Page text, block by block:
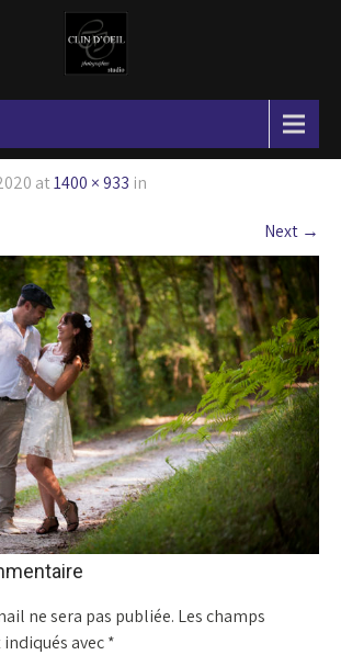
at1400 × 933 in
Next →
ne sera pas publiée. Les champs
avec*